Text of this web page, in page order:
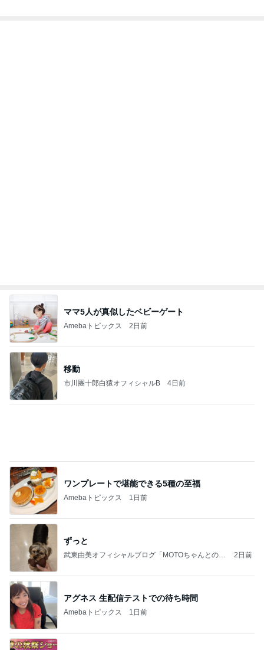
ママ5人が真似したベビーゲート
Amebaトピックス 2日前
移動
市川團十郎白猿オフィシャルB 4日前
ワンプレートで堪能できる5種の至福
Amebaトピックス 1日前
ずっと
武東由美オフィシャルブログ「MOTOちゃんとのは
2日前
アグネス 生配信テストでの待ち時間
Amebaトピックス 1日前